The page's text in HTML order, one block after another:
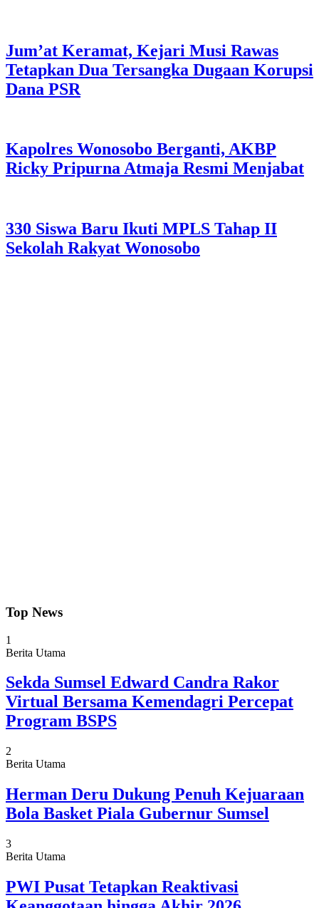
Jum’at Keramat, Kejari Musi Rawas
Tetapkan Dua Tersangka Dugaan Korupsi
Dana PSR
Kapolres Wonosobo Berganti, AKBP
Ricky Pripurna Atmaja Resmi Menjabat
330 Siswa Baru Ikuti MPLS Tahap II
Sekolah Rakyat Wonosobo
Top News
1
Berita Utama
Sekda Sumsel Edward Candra Rakor
Virtual Bersama Kemendagri Percepat
Program BSPS
2
Berita Utama
Herman Deru Dukung Penuh Kejuaraan
Bola Basket Piala Gubernur Sumsel
3
Berita Utama
PWI Pusat Tetapkan Reaktivasi